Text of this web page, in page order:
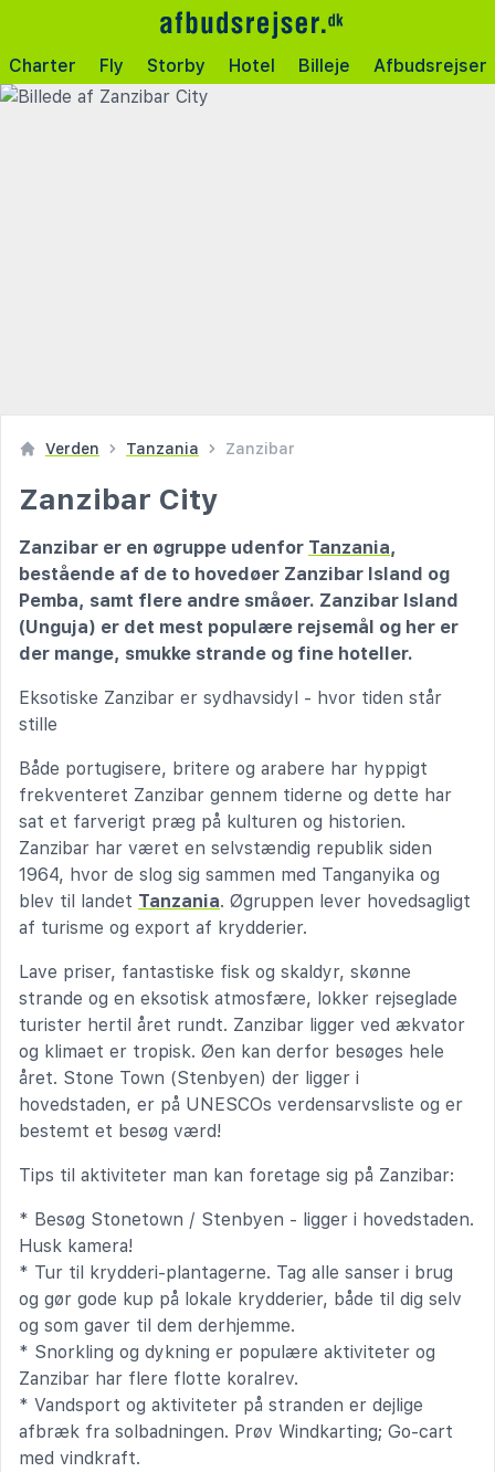
Charter Fly Storby Hotel Billeje Afbudsrejser
Verden Tanzania Zanzibar
Zanzibar City
Zanzibar er en øgruppe udenfor Tanzania,
bestående af de to hovedøer Zanzibar Island og
Pemba, samt flere andre småøer. Zanzibar Island
(Unguja) er det mest populære rejsemål og her er
der mange, smukke strande og fine hoteller.
Eksotiske Zanzibar er sydhavsidyl - hvor tiden står
stille
Både portugisere, britere og arabere har hyppigt
frekventeret Zanzibar gennem tiderne og dette har
sat et farverigt præg på kulturen og historien.
Zanzibar har været en selvstændig republik siden
1964, hvor de slog sig sammen med Tanganyika og
blev til landet Tanzania. Øgruppen lever hovedsagligt
af turisme og export af krydderier.
Lave priser, fantastiske fisk og skaldyr, skønne
strande og en eksotisk atmosfære, lokker rejseglade
turister hertil året rundt. Zanzibar ligger ved ækvator
og klimaet er tropisk. Øen kan derfor besøges hele
året. Stone Town (Stenbyen) der ligger i
hovedstaden, er på UNESCOs verdensarvsliste og er
bestemt et besøg værd!
Tips til aktiviteter man kan foretage sig på Zanzibar:
* Besøg Stonetown / Stenbyen - ligger i hovedstaden.
Husk kamera!
* Tur til krydderi-plantagerne. Tag alle sanser i brug
og gør gode kup på lokale krydderier, både til dig selv
og som gaver til dem derhjemme.
* Snorkling og dykning er populære aktiviteter og
Zanzibar har flere flotte koralrev.
* Vandsport og aktiviteter på stranden er dejlige
afbræk fra solbadningen. Prøv Windkarting; Go-cart
med vindkraft.